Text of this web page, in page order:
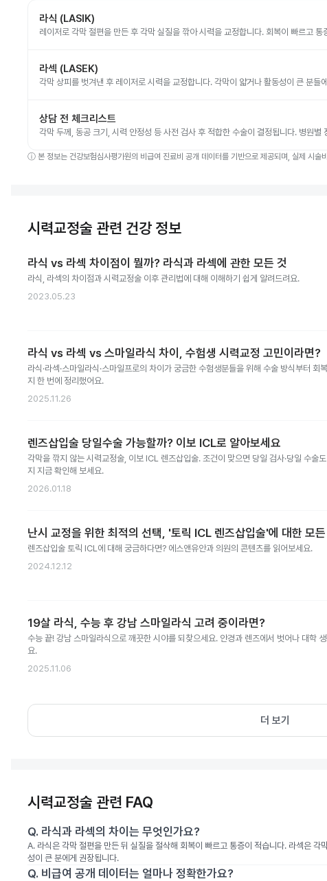
라식 (LASIK)
레이저로 각막 절편을 만든 후 각막 실질을 깎아 시력을 교정합니다. 회복이 빠르고 통
라섹 (LASEK)
각막 상피를 벗겨낸 후 레이저로 시력을 교정합니다. 각막이 얇거나 활동성이 큰 분들
상담 전 체크리스트
각막 두께, 동공 크기, 시력 안정성 등 사전 검사 후 적합한 수술이 결정됩니다. 병원별
ⓘ 본 정보는 건강보험심사평가원의 비급여 진료비 공개 데이터를 기반으로 제공되며, 실제 시술
시력교정술 관련 건강 정보
라식 vs 라섹 차이점이 뭘까? 라식과 라섹에 관한 모든 것
라식, 라섹의 차이점과 시력교정술 이후 관리법에 대해 이해하기 쉽게 알려드려요.
2023.05.23
라식 vs 라섹 vs 스마일라식 차이, 수험생 시력교정 고민이라면?
라식·라섹·스마일라식·스마일프로의 차이가 궁금한 수험생분들을 위해 수술 방식부터 회
지 한 번에 정리했어요.
2025.11.26
렌즈삽입술 당일수술 가능할까? 이보 ICL로 알아보세요
각막을 깎지 않는 시력교정술, 이보 ICL 렌즈삽입술. 조건이 맞으면 당일 검사·당일 수술
지 지금 확인해 보세요.
2026.01.18
난시 교정을 위한 최적의 선택, '토릭 ICL 렌즈삽입술'에 대한 모든
렌즈삽입술 토릭 ICL에 대해 궁금하다면? 에스앤유안과 의원의 콘텐츠를 읽어보세요.
2024.12.12
19살 라식, 수능 후 강남 스마일라식 고려 중이라면?
수능 끝! 강남 스마일라식으로 깨끗한 시야를 되찾으세요. 안경과 렌즈에서 벗어나 대학
요.
2025.11.06
더 보기
시력교정술 관련 FAQ
Q. 라식과 라섹의 차이는 무엇인가요?
A. 라식은 각막 절편을 만든 뒤 실질을 절삭해 회복이 빠르고 통증이 적습니다. 라섹은
성이 큰 분에게 권장됩니다.
Q. 비급여 공개 데이터는 얼마나 정확한가요?